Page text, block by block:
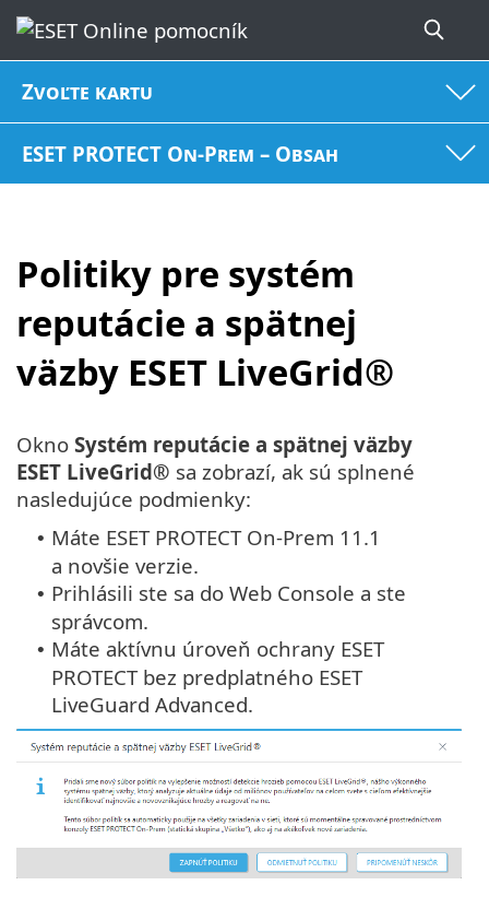
Zvoľte kartu
ESET PROTECT On-Prem – Obsah
Politiky pre systém
reputácie a spätnej
väzby ESET LiveGrid®
Okno Systém reputácie a spätnej väzby
ESET LiveGrid® sa zobrazí, ak sú splnené
nasledujúce podmienky:
• Máte ESET PROTECT On-Prem 11.1
a novšie verzie.
• Prihlásili ste sa do Web Console a ste
správcom.
• Máte aktívnu úroveň ochrany ESET
PROTECT bez predplatného ESET
LiveGuard Advanced.